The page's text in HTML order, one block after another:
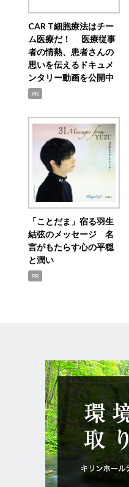
CAR T細胞療法はチー
ム医療だ！ 医療従事
者の情熱、患者さんの
思いを伝えるドキュメ
ンタリー動画を公開中
PR
「ことだま」宿る羽生
結弦のメッセージ 名
言がもたらす心の平穏
と潤い
PR